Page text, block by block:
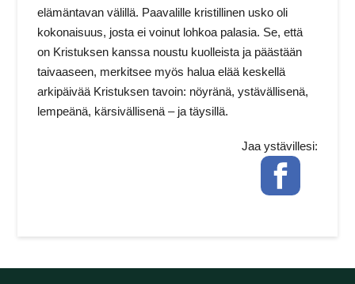
elämäntavan välillä. Paavalille kristillinen usko oli
kokonaisuus, josta ei voinut lohkoa palasia. Se, että
on Kristuksen kanssa noustu kuolleista ja päästään
taivaaseen, merkitsee myös halua elää keskellä
arkipäivää Kristuksen tavoin: nöyränä, ystävällisenä,
lempeänä, kärsivällisenä – ja täysillä.
Jaa ystävillesi:
Facebook